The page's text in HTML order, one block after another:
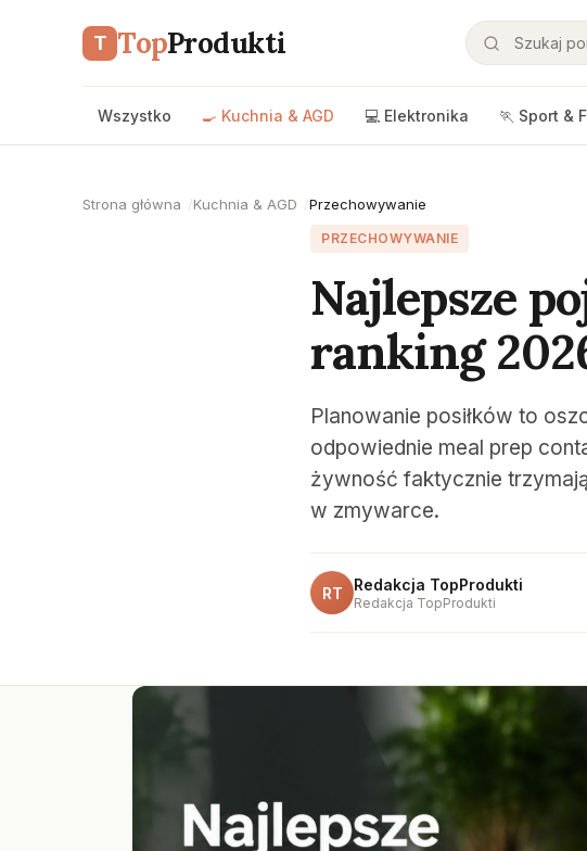
T TopProdukti
Wszystko 🍳 Kuchnia & AGD 💻 Elektronika 🏃 Sport &
Strona główna Kuchnia & AGD Przechowywanie
PRZECHOWYWANIE
Najlepsze
ranking
Planowanie posiłków to
odpowiednie meal prep
żywność faktycznie
w zmywarce.
RT Redakcja TopProdukti
Redakcja TopProdukti